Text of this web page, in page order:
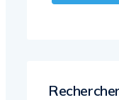
Rechercher